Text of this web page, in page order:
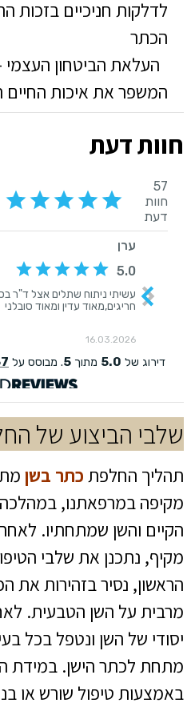
לדלקות חניכיים בזכות
הכתר
העלאת הביטחון העצמי
המשפר את איכות החיים
חוות דעת
שלבי הביצוע של
תהליך החלפת כתר בשן
מקיפה במרפאתנו,
הקיים והשן שמתחתיו. לאחר
מקיף, נתכנן את שלבי
הראשון, נסיר בזהירות את
מרבית על השן הטבעית.
יסודי של השן ונטפל בכל
מתחת לכתר הישן. במידת
באמצעות טיפול שורש או